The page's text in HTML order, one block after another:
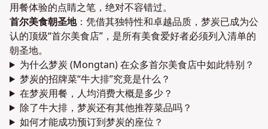
用餐体验的点睛之笔，绝对不容错过。
首尔美食朝圣地：凭借其独特性和卓越品质，梦炭已成为公
认的顶级“首尔美食店”，是所有美食爱好者必须列入清单的
朝圣地。
为什么梦炭 (Mongtan) 在众多首尔美食店中如此特别？
梦炭的招牌菜“牛大排”究竟是什么？
在梦炭用餐，人均消费大概是多少？
除了牛大排，梦炭还有其他推荐菜品吗？
如何才能成功预订到梦炭的座位？